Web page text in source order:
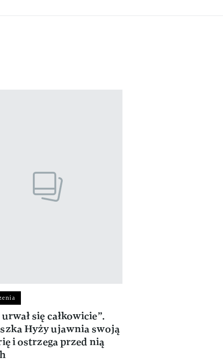
się całkowicie”.
Hyży ujawnia swoją
i ostrzega przed nią